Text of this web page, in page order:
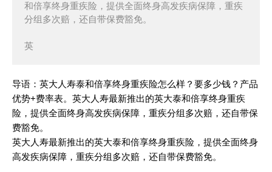
和倍享终身重疾险，提供全面终身高发疾病保障，重疾
分组多次赔，还自带保费豁免。
英
导语：英大人寿泰和倍享终身重疾险怎么样？要多少钱？产品
优势+费率表。英大人寿最新推出的英大泰和倍享终身重疾
险，提供全面终身高发疾病保障，重疾分组多次赔，还自带保
费豁免。
英大人寿最新推出的英大泰和倍享终身重疾险，提供全面终身
高发疾病保障，重疾分组多次赔，还自带保费豁免。